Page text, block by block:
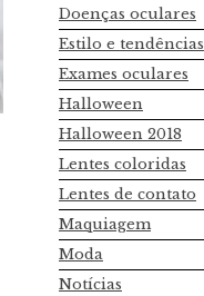
Doenças oculares
Estilo e tendências
Exames oculares
Halloween
Halloween 2018
Lentes coloridas
Lentes de contato
Maquiagem
Moda
Notícias